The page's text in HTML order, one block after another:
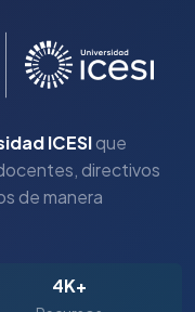
ICESIque
directivos
de manera
4K+